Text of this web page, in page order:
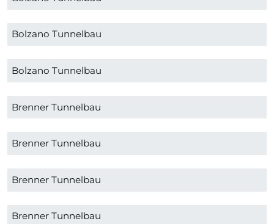
Bolzano Tunnelbau
Bolzano Tunnelbau
Brenner Tunnelbau
Brenner Tunnelbau
Brenner Tunnelbau
Brenner Tunnelbau